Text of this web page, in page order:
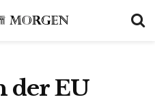
der EU